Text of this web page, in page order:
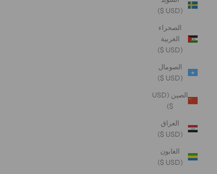
(USD $)
الصحراء
الغربية
(USD $)
الصومال
(USD $)
الصين (USD
$)
العراق
(USD $)
الغابون
(USD $)